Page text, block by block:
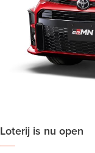
Loterij is nu open